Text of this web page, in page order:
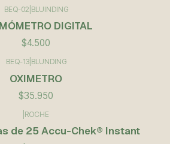
BEQ-02 BLUINDING
DIGITAL
$4.500
BEQ-13| BLUNDING
OXIMETRO
$35.950
ROCHE
de 25 Accu-Chek® Instant